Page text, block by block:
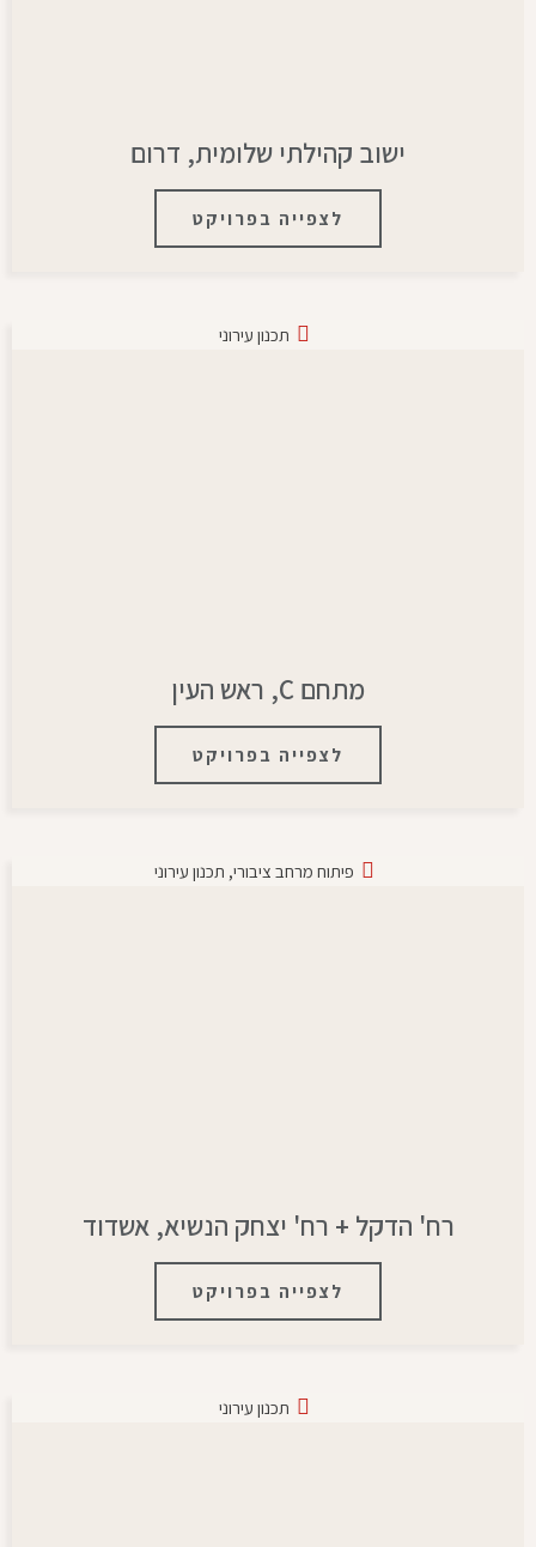
ישוב קהילתי שלומית, דרום
לצפייה בפרויקט
תכנון עירוני
מתחם C, ראש העין
לצפייה בפרויקט
פיתוח מרחב ציבורי, תכנון עירוני
רח' הדקל + רח' יצחק הנשיא, אשדוד
לצפייה בפרויקט
תכנון עירוני